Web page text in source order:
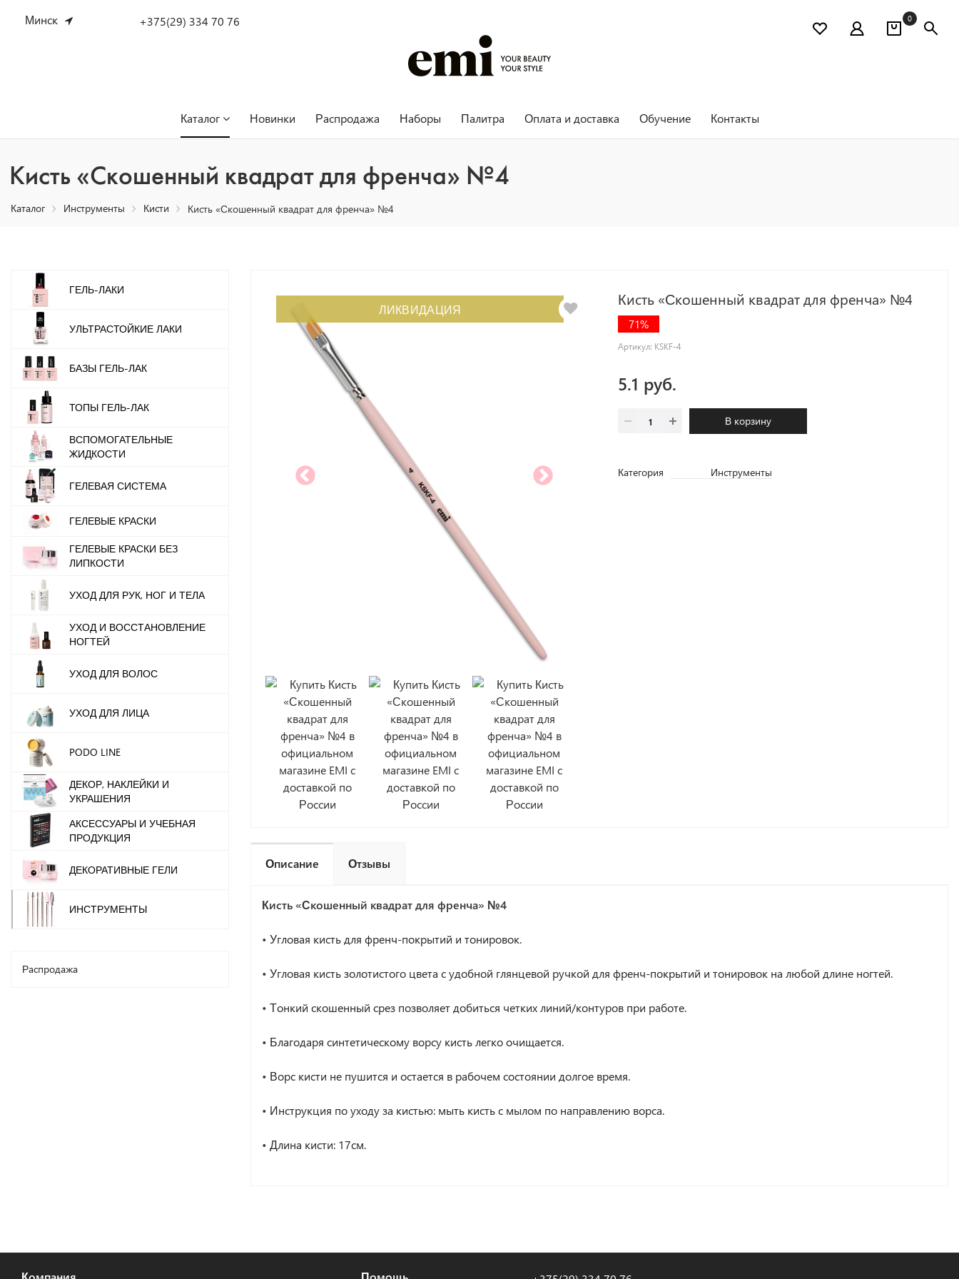
Минск +375(29) 334 70 76 0
Каталог Новинки Распродажа Наборы Палитра Оплата и доставка Обучение Контакты
Кисть «Скошенный квадрат для френча» №4
Каталог Инструменты Кисти Кисть «Скошенный квадрат для френча» №4
ЛИКВИДАЦИЯ
Кисть «Скошенный квадрат для френча» №4
71%
Артикул: KSKF-4
5.1 руб.
В корзину
Категория Инструменты
Описание Отзывы
Кисть «Скошенный квадрат для френча» №4
• Угловая кисть для френч-покрытий и тонировок.
• Угловая кисть золотистого цвета с удобной глянцевой ручкой для френч-покрытий и тонировок на любой длине ногтей.
• Тонкий скошенный срез позволяет добиться четких линий/контуров при работе.
• Благодаря синтетическому ворсу кисть легко очищается.
• Ворс кисти не пушится и остается в рабочем состоянии долгое время.
• Инструкция по уходу за кистью: мыть кисть с мылом по направлению ворса.
• Длина кисти: 17см.
ГЕЛЬ-ЛАКИ
УЛЬТРАСТОЙКИЕ ЛАКИ
БАЗЫ ГЕЛЬ-ЛАК
ТОПЫ ГЕЛЬ-ЛАК
ВСПОМОГАТЕЛЬНЫЕ
ЖИДКОСТИ
ГЕЛЕВАЯ СИСТЕМА
ГЕЛЕВЫЕ КРАСКИ
ГЕЛЕВЫЕ КРАСКИ БЕЗ
ЛИПКОСТИ
УХОД ДЛЯ РУК, НОГ И ТЕЛА
УХОД И ВОССТАНОВЛЕНИЕ
НОГТЕЙ
УХОД ДЛЯ ВОЛОС
УХОД ДЛЯ ЛИЦА
PODO LINE
ДЕКОР, НАКЛЕЙКИ И
УКРАШЕНИЯ
АКСЕССУАРЫ И УЧЕБНАЯ
ПРОДУКЦИЯ
ДЕКОРАТИВНЫЕ ГЕЛИ
ИНСТРУМЕНТЫ
Распродажа